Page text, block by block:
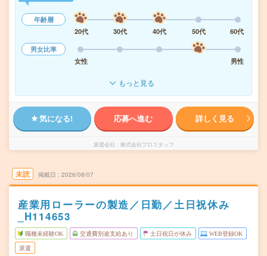
年齢層
20代
30代 40代 50代
60代
男女比率
女性
男性
もっと見る
気になる! 応募へ進む 詳しく見る
派遣会社 株式会社プロスタッフ
未読 掲載日 2026/08/07
産業用ローラーの製造／日勤／土日祝休み
_H114653
職種未経験OK 交通費別途支給あり 土日祝日が休み WEB登録OK
派遣